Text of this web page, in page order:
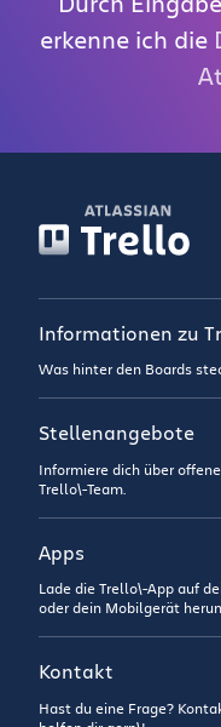
erkenne ich die
Informationen zu
Was hinter den Boards
Stellenangebote
Informiere dich über
Trello\-Team.
Apps
Lade die Trello\-App auf
oder dein Mobilgerät
Kontakt
Hast du eine Frage?